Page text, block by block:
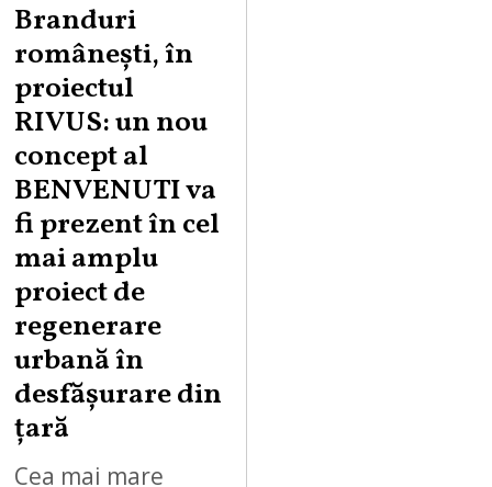
Branduri
românești, în
proiectul
RIVUS: un nou
concept al
BENVENUTI va
fi prezent în cel
mai amplu
proiect de
regenerare
urbană în
desfășurare din
țară
Cea mai mare